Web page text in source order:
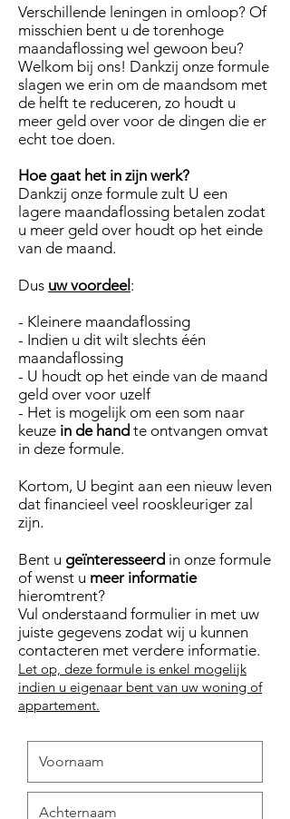
Verschillende leningen in omloop? Of
misschien bent u de torenhoge
maandaflossing wel gewoon beu?
Welkom bij ons! Dankzij onze formule
slagen we erin om de maandsom met
de helft te reduceren, zo houdt u
meer geld over voor de dingen die er
echt toe doen.
Hoe gaat het in zijn werk?
Dankzij onze formule zult U een
lagere maandaflossing betalen zodat
u meer geld over houdt op het einde
van de maand.
Dus uw voordeel :
- Kleinere maandaflossing
- Indien u dit wilt slechts één
maandaflossing
- U houdt op het einde van de maand
geld over voor uzelf
- Het is mogelijk om een som naar
keuze in de hand te ontvangen omvat
in deze formule.
Kortom, U begint aan een nieuw leven
dat financieel veel rooskleuriger zal
zijn.
Bent u geïnteresseerd in onze formule
of wenst u meer informatie
hieromtrent?
Vul onderstaand formulier in met uw
juiste gegevens zodat wij u kunnen
contacteren met verdere informatie.
Let op, deze formule is enkel mogelijk
indien u eigenaar bent van uw woning of
appartement.